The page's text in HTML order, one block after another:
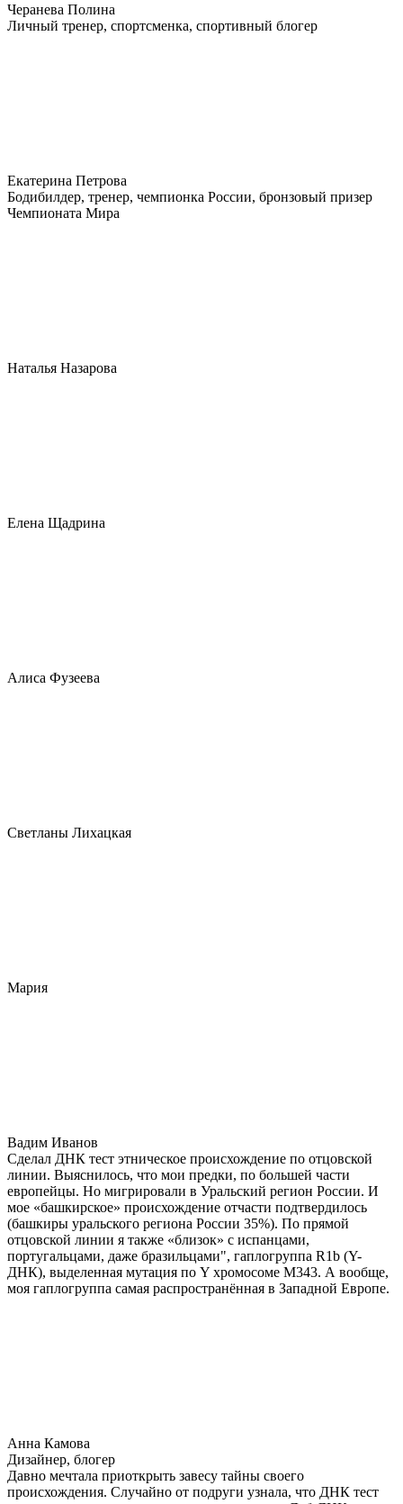
Черанева Полина
Личный тренер, спортсменка, спортивный блогер
Екатерина Петрова
Бодибилдер, тренер, чемпионка России, бронзовый призер
Чемпионата Мира
Наталья Назарова
Елена Щадрина
Алиса Фузеева
Светланы Лихацкая
Мария
Вадим Иванов
Сделал ДНК тест этническое происхождение по отцовской
линии. Выяснилось, что мои предки, по большей части
европейцы. Но мигрировали в Уральский регион России. И
мое «башкирское» происхождение отчасти подтвердилось
(башкиры уральского региона России 35%). По прямой
отцовской линии я также «близок» с испанцами,
португальцами, даже бразильцами", гаплогруппа R1b (Y-
ДНК), выделенная мутация по Y хромосоме М343. А вообще,
моя гаплогруппа самая распространённая в Западной Европе.
Анна Камова
Дизайнер, блогер
Давно мечтала приоткрыть завесу тайны своего
происхождения. Случайно от подруги узнала, что ДНК тест